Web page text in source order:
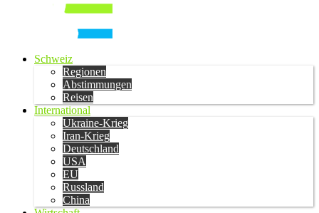
Schweiz
Regionen
Abstimmungen
Reisen
International
Ukraine-Krieg
Iran-Krieg
Deutschland
USA
EU
Russland
China